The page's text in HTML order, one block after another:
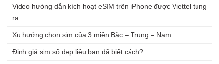
Video hướng dẫn kích hoạt eSIM trên iPhone được Viettel tung
ra
Xu hướng chọn sim của 3 miền Bắc – Trung – Nam
Định giá sim số đẹp liệu bạn đã biết cách?